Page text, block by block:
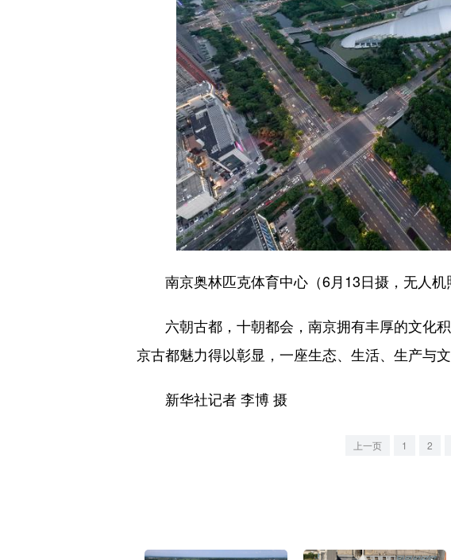
南京奥林匹克体育中心（6月13日摄，无人机
六朝古都，十朝都会，南京拥有丰厚的文化积
京古都魅力得以彰显，一座生态、生活、生产与
新华社记者 李博 摄
上一页 1 2